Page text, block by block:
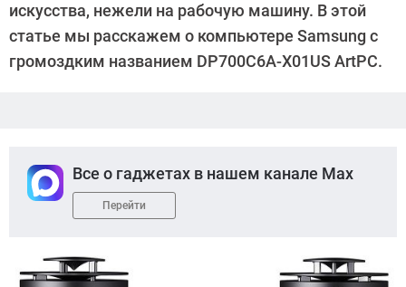
искусства, нежели на рабочую машину. В этой
статье мы расскажем о компьютере Samsung с
громоздким названием DP700C6A-X01US ArtPC.
Все о гаджетах в нашем канале Max
Перейти